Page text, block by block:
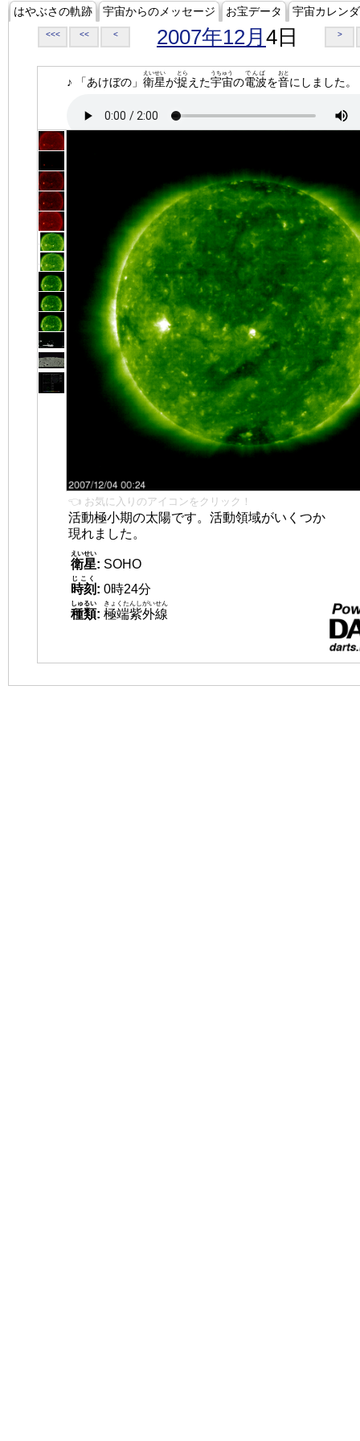
はやぶさの軌跡 宇宙からのメッセージ お宝データ 宇宙カレン
<<< << < 2007年12月 4日 >
♪ 「あけぼの」 衛星
えいせい
が捉
とら
えた宇宙
うちゅう
の電波
でんぱ
を音
おと
にしました。
👈 お気に入りのアイコンをクリック！
活動極小期の太陽です。活動領域がいくつか
現れました。
衛星
えいせい
: SOHO
時刻
じこく
: 0時24分
種類
しゅるい
: 極端紫外線
きょくたんしがいせん